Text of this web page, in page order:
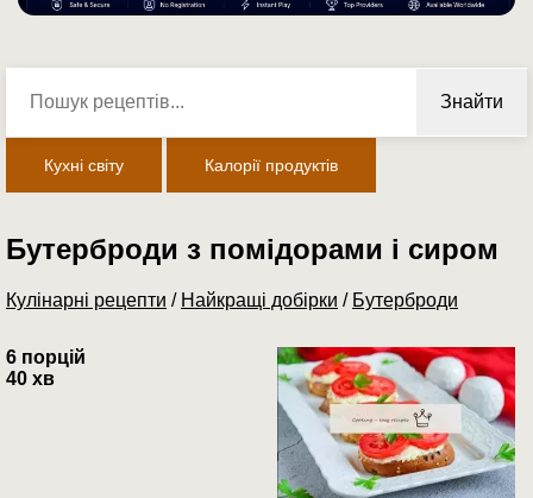
Знайти
Кухні світу Калорії продуктів
Бутерброди з помідорами і сиром
Кулінарні рецепти / Найкращі добірки / Бутерброди
6 порцій
40 хв